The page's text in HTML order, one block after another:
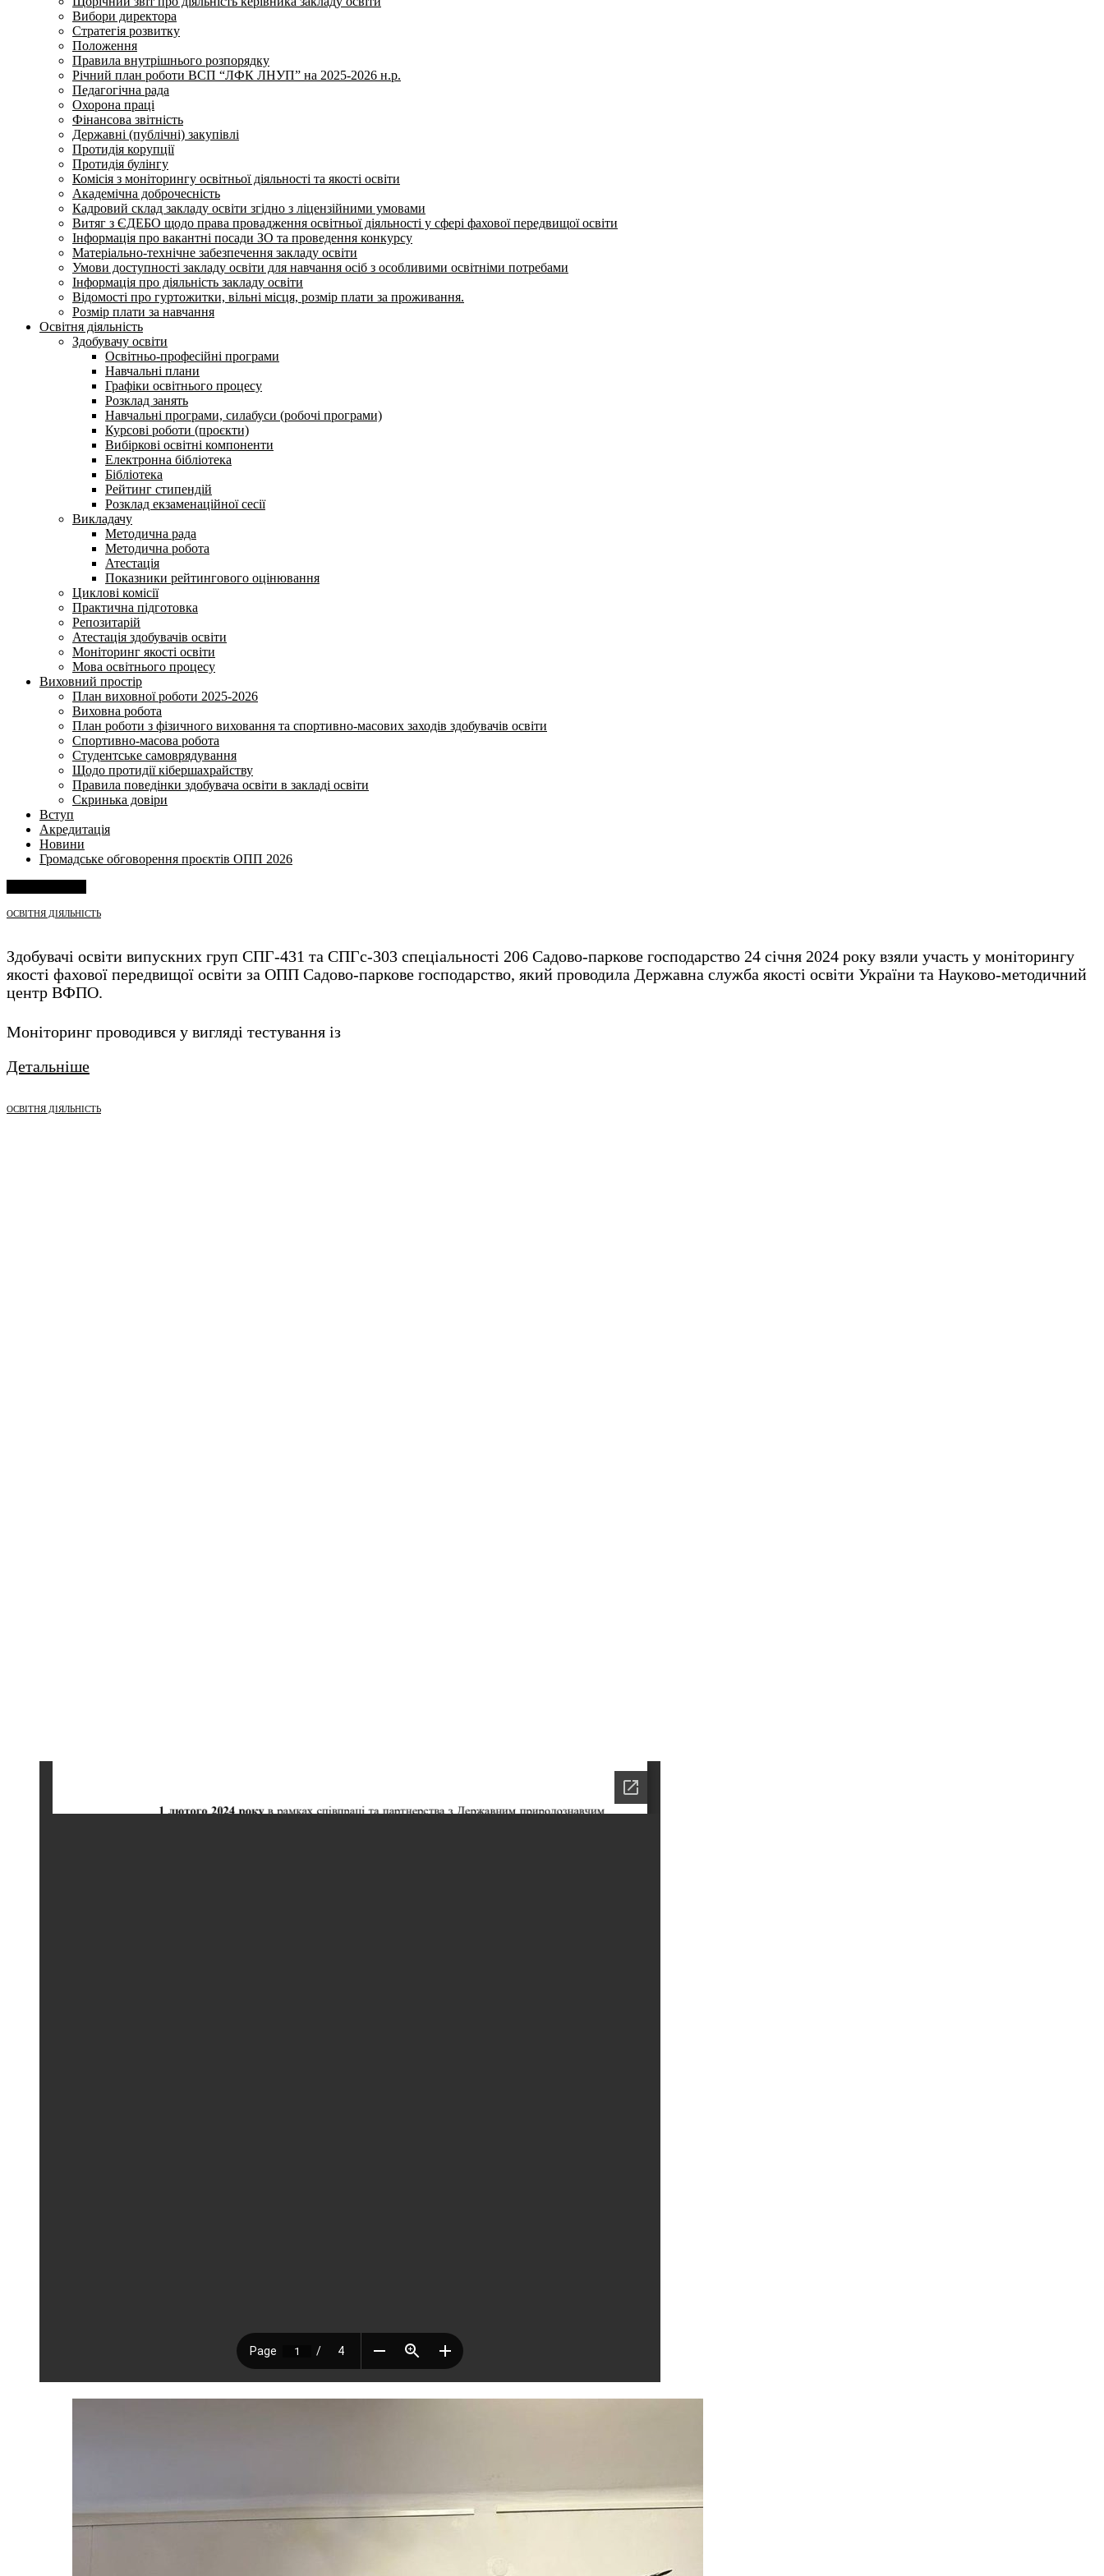
Вибори директора
Стратегія розвитку
Положення
Правила внутрішнього розпорядку
Річний план роботи ВСП “ЛФК ЛНУП” на 2025-2026 н.р.
Педагогічна рада
Охорона праці
Фінансова звітність
Державні (публічні) закупівлі
Протидія корупції
Протидія булінгу
Комісія з моніторингу освітньої діяльності та якості освіти
Академічна доброчесність
Кадровий склад закладу освіти згідно з ліцензійними умовами
Витяг з ЄДЕБО щодо права провадження освітньої діяльності у сфері фахової передвищої освіти
Інформація про вакантні посади ЗО та проведення конкурсу
Матеріально-технічне забезпечення закладу освіти
Умови доступності закладу освіти для навчання осіб з особливими освітніми потребами
Інформація про діяльність закладу освіти
Відомості про гуртожитки, вільні місця, розмір плати за проживання.
Розмір плати за навчання
Освітня діяльність
Здобувачу освіти
Освітньо-професійні програми
Навчальні плани
Графіки освітнього процесу
Розклад занять
Навчальні програми, силабуси (робочі програми)
Курсові роботи (проєкти)
Вибіркові освітні компоненти
Електронна бібліотека
Бібліотека
Рейтинг стипендій
Розклад екзаменаційної сесії
Викладачу
Методична рада
Методична робота
Атестація
Показники рейтингового оцінювання
Циклові комісії
Практична підготовка
Репозитарій
Атестація здобувачів освіти
Моніторинг якості освіти
Мова освітнього процесу
Виховний простір
План виховної роботи 2025-2026
Виховна робота
План роботи з фізичного виховання та спортивно-масових заходів здобувачів освіти
Спортивно-масова робота
Студентське самоврядування
Щодо протидії кібершахрайству
Правила поведінки здобувача освіти в закладі освіти
Скринька довіри
Вступ
Акредитація
Новини
Громадське обговорення проєктів ОПП 2026
ОСВІТНЯ ДІЯЛЬНІСТЬ
Здобувачі освіти випускних груп СПГ-431 та СПГс-303 спеціальності 206 Садово-паркове господарство 24 січня 2024 року взяли участь у моніторингу
якості фахової передвищої освіти за ОПП Садово-паркове господарство, який проводила Державна служба якості освіти України та Науково-методичний
центр ВФПО.
Моніторинг проводився у вигляді тестування із
Детальніше
ОСВІТНЯ ДІЯЛЬНІСТЬ